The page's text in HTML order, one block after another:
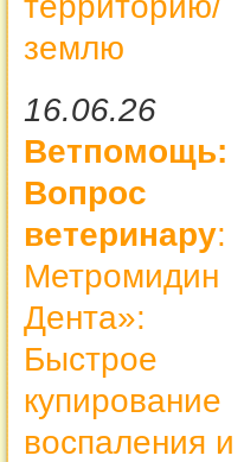
землю
16.06.26
Ветпомощь:
Вопрос
ветеринару:
Метромидин
Дента»:
Быстрое
купирование
воспаления и